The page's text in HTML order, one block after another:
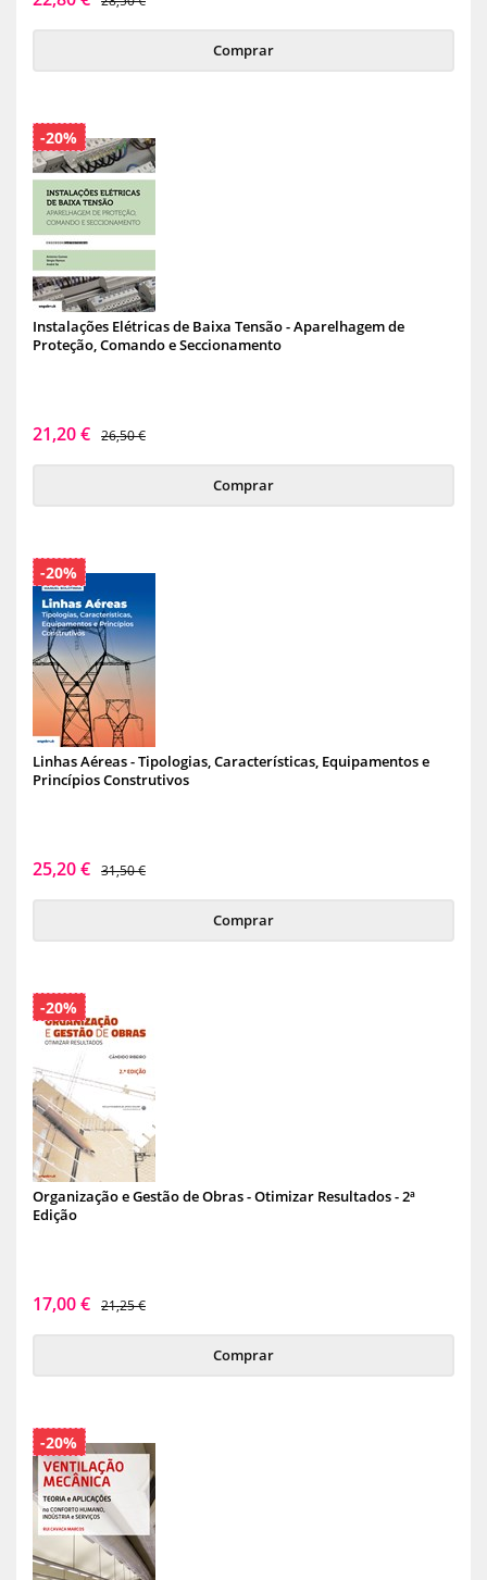
Comprar
Instalações Elétricas de Baixa Tensão - Aparelhagem de
Proteção, Comando e Seccionamento
21,20 € 26,50 €
Comprar
-20%
Linhas Aéreas - Tipologias, Características, Equipamentos e
Princípios Construtivos
25,20 € 31,50 €
Comprar
-20%
Organização e Gestão de Obras - Otimizar Resultados - 2ª
Edição
17,00 € 21,25 €
Comprar
-20%
-20%